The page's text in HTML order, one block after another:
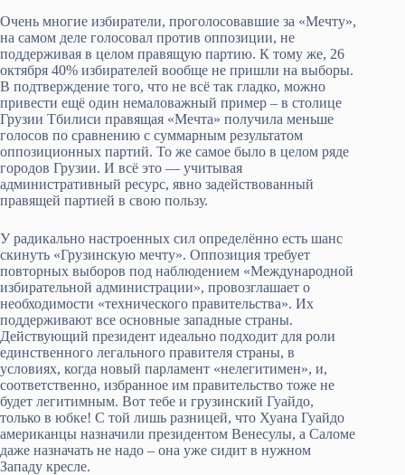
Очень многие избиратели, проголосовавшие за «Мечту»,
на самом деле голосовал против оппозиции, не
поддерживая в целом правящую партию. К тому же, 26
октября 40% избирателей вообще не пришли на выборы.
В подтверждение того, что не всё так гладко, можно
привести ещё один немаловажный пример – в столице
Грузии Тбилиси правящая «Мечта» получила меньше
голосов по сравнению с суммарным результатом
оппозиционных партий. То же самое было в целом ряде
городов Грузии. И всё это — учитывая
административный ресурс, явно задействованный
правящей партией в свою пользу.
У радикально настроенных сил определённо есть шанс
скинуть «Грузинскую мечту». Оппозиция требует
повторных выборов под наблюдением «Международной
избирательной администрации», провозглашает о
необходимости «технического правительства». Их
поддерживают все основные западные страны.
Действующий президент идеально подходит для роли
единственного легального правителя страны, в
условиях, когда новый парламент «нелегитимен», и,
соответственно, избранное им правительство тоже не
будет легитимным. Вот тебе и грузинский Гуайдо,
только в юбке! С той лишь разницей, что Хуана Гуайдо
американцы назначили президентом Венесулы, а Саломе
даже назначать не надо – она уже сидит в нужном
Западу кресле.